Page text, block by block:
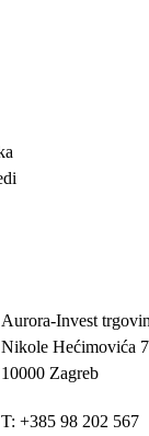
Aurora-Invest
Nikole Hećimovića 7
10000 Zagreb
T: +385 98 202 567